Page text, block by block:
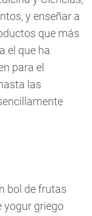
y enseñar a
que más
el que ha
para el
las
bol de frutas
yogur griego